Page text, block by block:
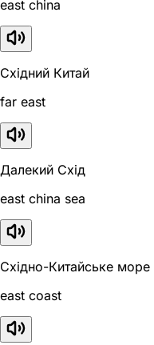
east china
Східний Китай
far east
Далекий Схід
east china sea
Східно-Китайське море
east coast